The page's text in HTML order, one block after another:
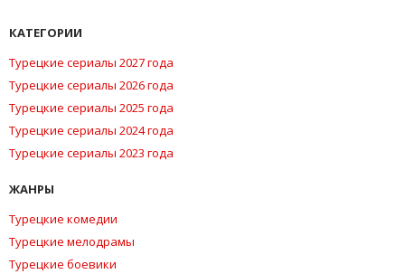
КАТЕГОРИИ
Турецкие сериалы 2027 года
Турецкие сериалы 2026 года
Турецкие сериалы 2025 года
Турецкие сериалы 2024 года
Турецкие сериалы 2023 года
ЖАНРЫ
Турецкие комедии
Турецкие мелодрамы
Турецкие боевики